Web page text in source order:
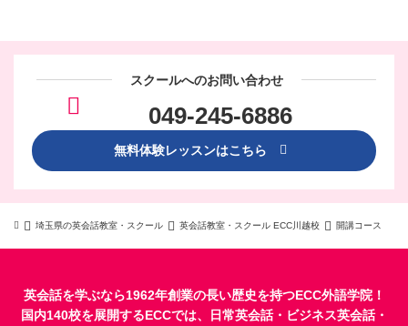
スクールへのお問い合わせ
049-245-6886
無料体験レッスンはこちら
埼玉県の英会話教室・スクール 英会話教室・スクール ECC川越校 開講コース
英会話を学ぶなら1962年創業の長い歴史を持つECC外語学院！
国内140校を展開するECCでは、
日常英会話・ ビジネス英会話・